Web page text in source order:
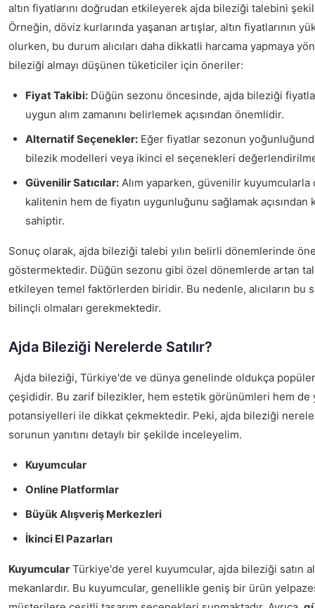
altın fiyatlarını doğrudan etkileyerek ajda bileziği talebini
Örneğin, döviz kurlarında yaşanan artışlar, altın fiyatlarının
olurken, bu durum alıcıları daha dikkatli harcama yapmaya
bileziği almayı düşünen tüketiciler için öneriler:
Fiyat Takibi: Düğün sezonu öncesinde, ajda bileziği
uygun alım zamanını belirlemek açısından önemlidir.
Alternatif Seçenekler: Eğer fiyatlar sezonun
bilezik modelleri veya ikinci el seçenekleri
Güvenilir Satıcılar: Alım yaparken, güvenilir kuyumcularla
kalitenin hem de fiyatın uygunluğunu sağlamak açısından
sahiptir.
Sonuç olarak, ajda bileziği talebi yılın belirli dönemlerinde
göstermektedir. Düğün sezonu gibi özel dönemlerde artan
etkileyen temel faktörlerden biridir. Bu nedenle, alıcıların bu
bilinçli olmaları gerekmektedir.
Ajda Bileziği Nerelerde Satılır?
Ajda bileziği, Türkiye'de ve dünya genelinde oldukça popüler
çeşididir. Bu zarif bilezikler, hem estetik görünümleri hem de
potansiyelleri ile dikkat çekmektedir. Peki, ajda bileziği
sorunun yanıtını detaylı bir şekilde inceleyelim.
Kuyumcular
Online Platformlar
Büyük Alışveriş Merkezleri
İkinci El Pazarları
Kuyumcular Türkiye'de yerel kuyumcular, ajda bileziği satın
mekanlardır. Bu kuyumcular, genellikle geniş bir ürün